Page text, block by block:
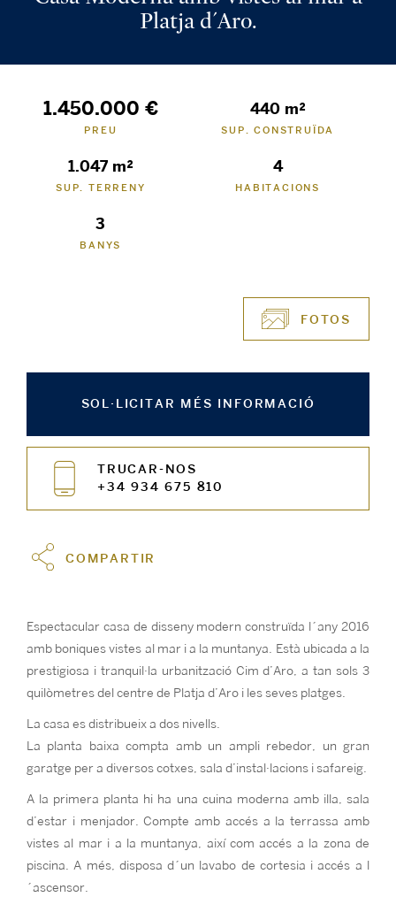
Platja d´Aro.
1.450.000 €
PREU
440 m²
SUP. CONSTRUÏDA
1.047 m²
SUP. TERRENY
4
HABITACIONS
3
BANYS
FOTOS
SOL·LICITAR MÉS INFORMACIÓ
TRUCAR-NOS
+34 934 675 810
COMPARTIR
Espectacular casa de disseny modern construïda l´any 2016
amb boniques vistes al mar i a la muntanya. Està ubicada a la
prestigiosa i tranquil·la urbanització Cim d’Aro, a tan sols 3
quilòmetres del centre de Platja d’Aro i les seves platges.
La casa es distribueix a dos nivells.
La planta baixa compta amb un ampli rebedor, un gran
garatge per a diversos cotxes, sala d’instal·lacions i safareig.
A la primera planta hi ha una cuina moderna amb illa, sala
d’estar i menjador. Compte amb accés a la terrassa amb
vistes al mar i a la muntanya, així com accés a la zona de
piscina. A més, disposa d´un lavabo de cortesia i accés a l
´ascensor.